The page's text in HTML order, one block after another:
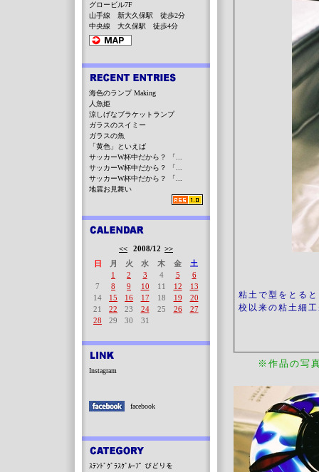
粘土で型をとる
校以来の粘土細
※作品の写
グロービル7F
山手線 新大久保駅 徒歩2分
中央線 大久保駅 徒歩4分
海色のランプ Making
人魚姫
涼しげなブラケットランプ
ガラスのスイミー
ガラスの魚
「黄色」といえば
サッカーW杯中だから？ 「...
サッカーW杯中だから？ 「...
サッカーW杯中だから？ 「...
地震お見舞い
<< 2008/12 >>
日
月 火 水 木 金
土
1
2 3 4 5
6
7
8 9 10 11 12
13
14
15 16 17 18 19
20
21
22 23 24 25 26
27
28
29 30 31
Instagram
facebook
ｽﾃﾝﾄﾞｸﾞﾗｽｸﾞﾙｰﾌﾟ びどりを